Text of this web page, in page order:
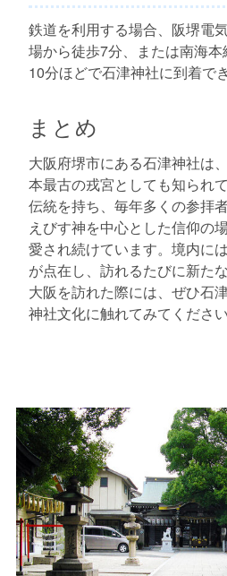
鉄道を利用する場合、阪堺電
場から徒歩7分、または南海
10分ほどで石津神社に到着でき
まとめ
大阪府堺市にある石津神社は
本最古の戎宮としても知られ
伝統を持ち、毎年多くの参拝
えびす神を中心とした信仰の
愛され続けています。境内に
が点在し、訪れるたびに新た
大阪を訪れた際には、ぜひ石
神社文化に触れてみてください